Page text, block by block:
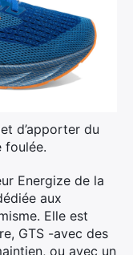
d’apporter du
foulée.
Energize de la
aux
Elle est
GTS -avec des
ou avec un